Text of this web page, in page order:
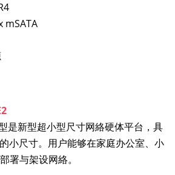
mSATA
是新型超小型尺寸网絡硬体平台，具
小尺寸。用户能够在家庭办公室、小
署与架设网絡。